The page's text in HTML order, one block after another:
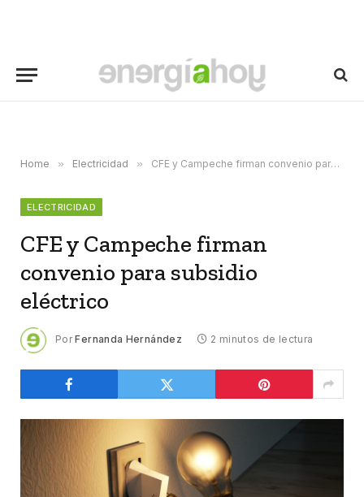
Home » Electricidad » CFE y Campeche firman convenio para subsidio eléctrico
ELECTRICIDAD
CFE y Campeche firman
convenio para subsidio
eléctrico
Por Fernanda Hernández 2 minutos de lectura